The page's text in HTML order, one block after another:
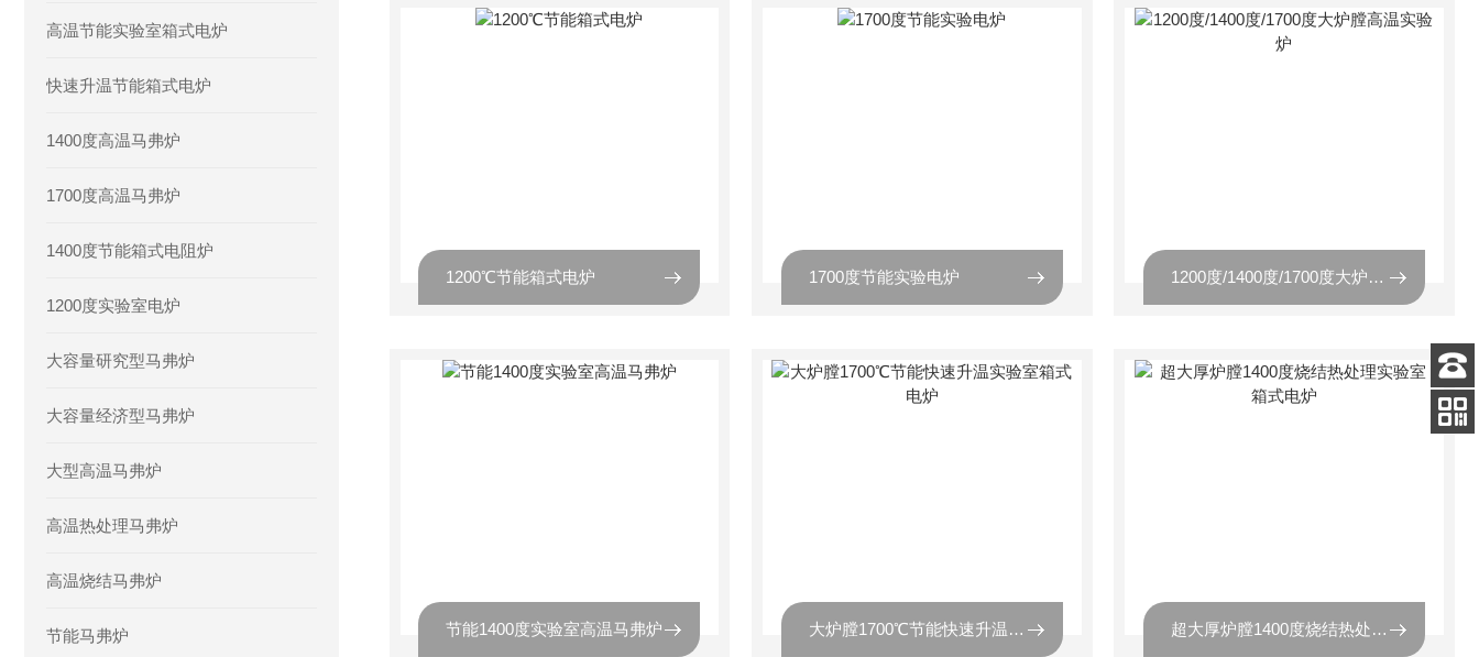
高温节能实验室箱式电炉
快速升温节能箱式电炉
1400度高温马弗炉
1700度高温马弗炉
1400度节能箱式电阻炉
1200度实验室电炉
大容量研究型马弗炉
大容量经济型马弗炉
大型高温马弗炉
高温热处理马弗炉
高温烧结马弗炉
节能马弗炉
1200℃节能箱式电炉 1700度节能实验电炉 1200度/1400度/1700度大炉膛高温实验炉
节能1400度实验室高温马弗炉 大炉膛1700℃节能快速升温实验室箱式电炉 超大厚炉膛1400度烧结热处理实验室箱式电炉
客服
电话